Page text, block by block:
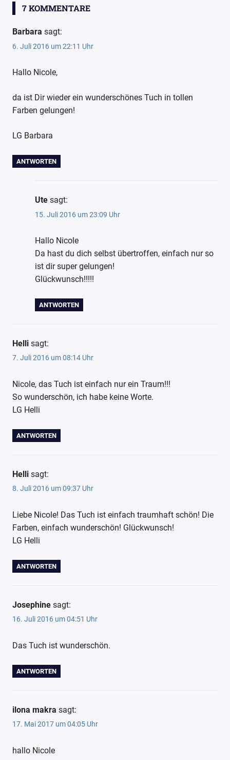
Dreieckstuch
nur-so
Handarbeit
Garn
7 KOMMENTARE
Barbara sagt:
6. Juli 2016 um 22:11 Uhr
Hallo Nicole,
da ist Dir wieder ein wunderschönes Tuch in tollen
Farben gelungen!
LG Barbara
ANTWORTEN
Ute sagt:
15. Juli 2016 um 23:09 Uhr
Hallo Nicole
Da hast du dich selbst übertroffen, einfach nur so
ist dir super gelungen!
Glückwunsch!!!!!
ANTWORTEN
Helli sagt:
7. Juli 2016 um 08:14 Uhr
Nicole, das Tuch ist einfach nur ein Traum!!!
So wunderschön, ich habe keine Worte.
LG Helli
ANTWORTEN
Helli sagt:
8. Juli 2016 um 09:37 Uhr
Liebe Nicole! Das Tuch ist einfach traumhaft schön! Die
Farben, einfach wunderschön! Glückwunsch!
LG Helli
ANTWORTEN
Josephine sagt:
16. Juli 2016 um 04:51 Uhr
Das Tuch ist wunderschön.
ANTWORTEN
ilona makra sagt:
17. Mai 2017 um 04:05 Uhr
hallo Nicole